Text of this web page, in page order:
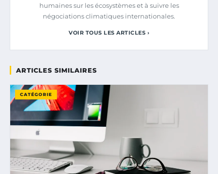
humaines sur les écosystèmes et à suivre les
négociations climatiques internationales.
VOIR TOUS LES ARTICLES ›
ARTICLES SIMILAIRES
CATÉGORIE